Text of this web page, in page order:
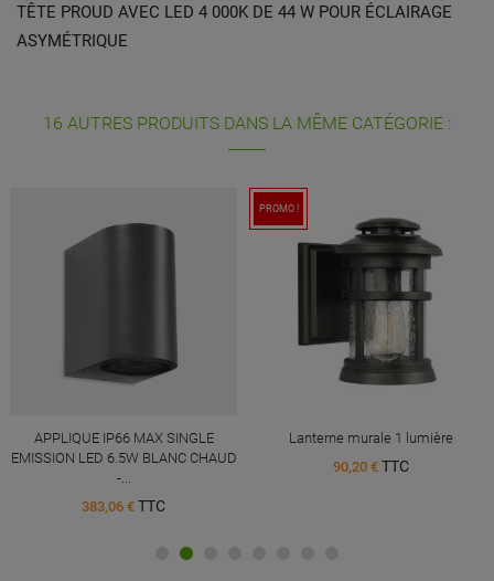
TÊTE PROUD AVEC LED 4 000K DE 44 W POUR ÉCLAIRAGE
ASYMÉTRIQUE
16 AUTRES PRODUITS DANS LA MÊME CATÉGORIE :
APPLIQUE IP66 MAX SINGLE
EMISSION LED 6.5W BLANC CHAUD
-...
383,06 € TTC
PROMO !
Lanterne murale 1 lumière
90,20 € TTC